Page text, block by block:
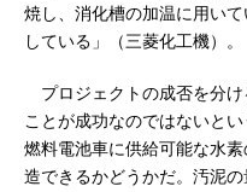
焼し、消化槽の加温に用い
している」（三菱化工機）。
プロジェクトの成否を分け
ことが成功なのではないと
燃料電池車に供給可能な水
造できるかどうかだ。汚泥